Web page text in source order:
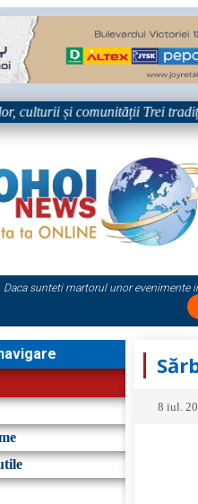
și comunității Trei tradiții.
Daca sunteti martorul unor evenimente
8 iul.